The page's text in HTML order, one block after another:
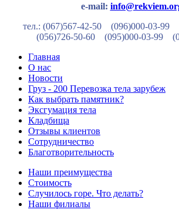
e-mail:
тел.: (067)567-42-50 (096)000-03-99
(056)726-50-60
(095)000-03-99
Главная
О нас
Новости
Груз - 200 Перевозка тела зарубеж
Как выбрать памятник?
Эксгумация тела
Кладбища
Отзывы клиентов
Сотрудничество
Благотворительность
Наши преимущества
Стоимость
Случилось горе. Что делать?
Наши филиалы